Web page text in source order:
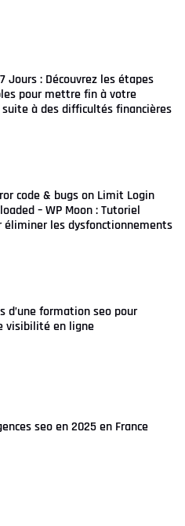
Jours : Découvrez les étapes
pour mettre fin à votre
à des difficultés financières
code & bugs on Limit Login
– WP Moon : Tutoriel
éliminer les dysfonctionnements
d’une formation seo pour
visibilité en ligne
seo en 2025 en France